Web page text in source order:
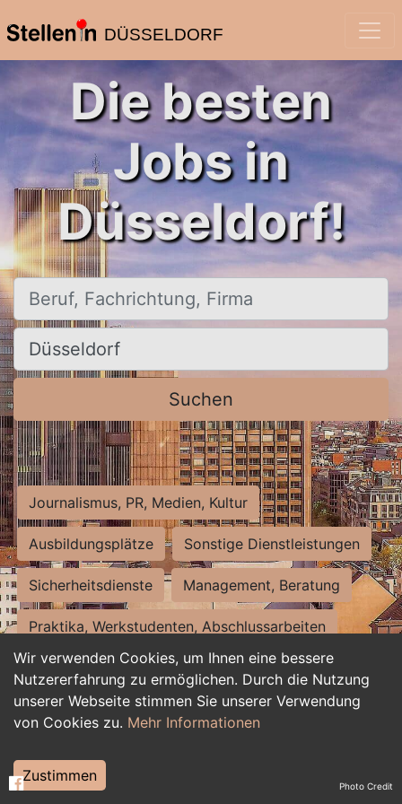
DÜSSELDORF
Wir verwenden Cookies, um Ihnen eine bessere
Nutzererfahrung zu ermöglichen. Durch die Nutzung
unserer Webseite stimmen Sie unserer Verwendung
von Cookies zu. Mehr Informationen
Zustimmen
Die besten
Jobs in
Düsseldorf!
Beruf, Fachrichtung, Firma
Ort, Stadt
Suchen
Journalismus, PR, Medien, Kultur
Ausbildungsplätze Sonstige Dienstleistungen
Sicherheitsdienste Management, Beratung
Praktika, Werkstudenten, Abschlussarbeiten
Personalwesen Assistenz, Sekretariat
Hilfskräfte, Aushilfs- und Nebenjobs
Weiterbildung, Studium, duale Ausbildung Photo Credit